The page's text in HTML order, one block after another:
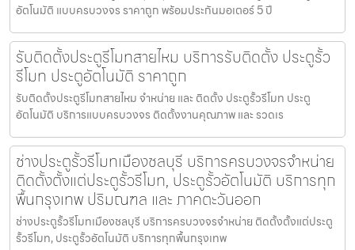
อัตโนมัติ แบบครบวงจร ราคาถูก พร้อมประกันมอเตอร์ 5 ปี
รับติดตั้งประตูรีโมทสายไหม บริการรับติดตั้ง ประตูรั้ว
รีโมท ประตูอัตโนมัติ ราคาถูก
รับติดตั้งประตูรีโมทสายไหม จำหน่าย และ ติดตั้ง ประตูรั้วรีโมท ประตู
อัตโนมัติ บริการแบบครบวงจร ติดตั้งงานคุณภาพ และ รวดเร
ช่างประตูรั้วรีโมทเมืองชลบุรี บริการครบวงจรจำหน่าย
ติดตั้งตั้งแต่ประตูรั้วรีโมท, ประตูรั้วอัตโนมัติ บริการทุก
พื้นกรุงเทพ ปริมณฑล และ ภาคตะวันออก
ช่างประตูรั้วรีโมทเมืองชลบุรี บริการครบวงจรจำหน่าย ติดตั้งตั้งแต่ประตู
รั้วรีโมท, ประตูรั้วอัตโนมัติ บริการทุกพื้นกรุงเทพ